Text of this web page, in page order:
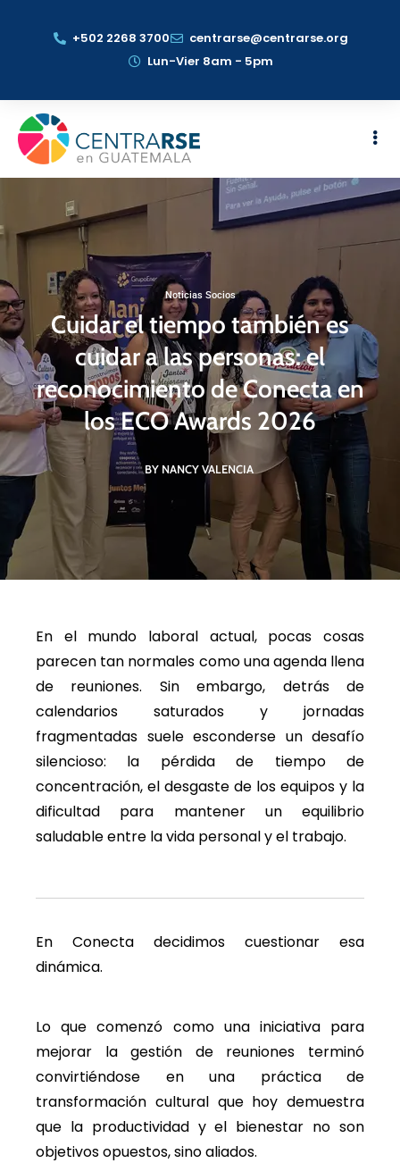
+502 2268 3700
centrarse@centrarse.org
Lun-Vier 8am - 5pm
Noticias Socios
Cuidar el tiempo también es
cuidar a las personas: el
reconocimiento de Conecta en
los ECO Awards 2026
BY NANCY VALENCIA
En el mundo laboral actual, pocas cosas
parecen tan normales como una agenda llena
de reuniones. Sin embargo, detrás de
calendarios saturados y jornadas
fragmentadas suele esconderse un desafío
silencioso: la pérdida de tiempo de
concentración, el desgaste de los equipos y la
dificultad para mantener un equilibrio
saludable entre la vida personal y el trabajo.
En Conecta decidimos cuestionar esa
dinámica.
Lo que comenzó como una iniciativa para
mejorar la gestión de reuniones terminó
convirtiéndose en una práctica de
transformación cultural que hoy demuestra
que la productividad y el bienestar no son
objetivos opuestos, sino aliados.